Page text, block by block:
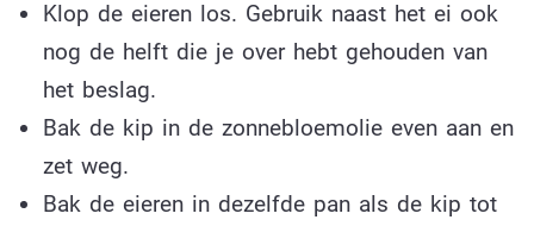
Klop de eieren los. Gebruik naast het ei ook
nog de helft die je over hebt gehouden van
het beslag.
Bak de kip in de zonnebloemolie even aan en
zet weg.
Bak de eieren in dezelfde pan als de kip tot